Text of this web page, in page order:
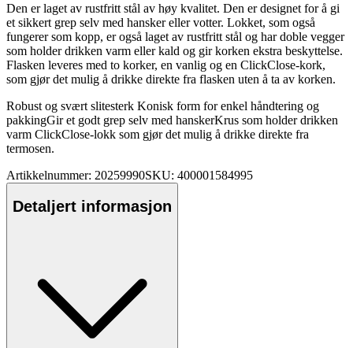
Den er laget av rustfritt stål av høy kvalitet. Den er designet for å gi
et sikkert grep selv med hansker eller votter. Lokket, som også
fungerer som kopp, er også laget av rustfritt stål og har doble vegger
som holder drikken varm eller kald og gir korken ekstra beskyttelse.
Flasken leveres med to korker, en vanlig og en ClickClose-kork,
som gjør det mulig å drikke direkte fra flasken uten å ta av korken.
Robust og svært slitesterk Konisk form for enkel håndtering og
pakkingGir et godt grep selv med hanskerKrus som holder drikken
varm ClickClose-lokk som gjør det mulig å drikke direkte fra
termosen.
Artikkelnummer: 20259990SKU: 400001584995
Detaljert informasjon